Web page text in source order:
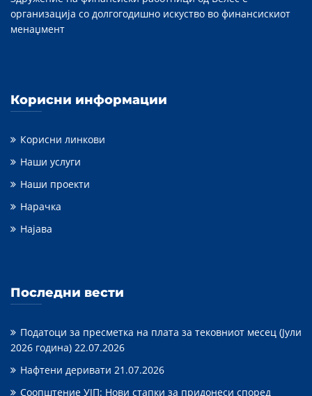
организација со долгогодишно искуство во финансискиот
менаџмент
Корисни информации
Корисни линкови
Наши услуги
Наши проекти
Нарачка
Најава
Последни вести
Податоци за пресметка на плата за тековниот месец (Јули
2026 година) 22.07.2026
Нафтени деривати 21.07.2026
Соопштение УЈП: Нови стапки за придонеси според